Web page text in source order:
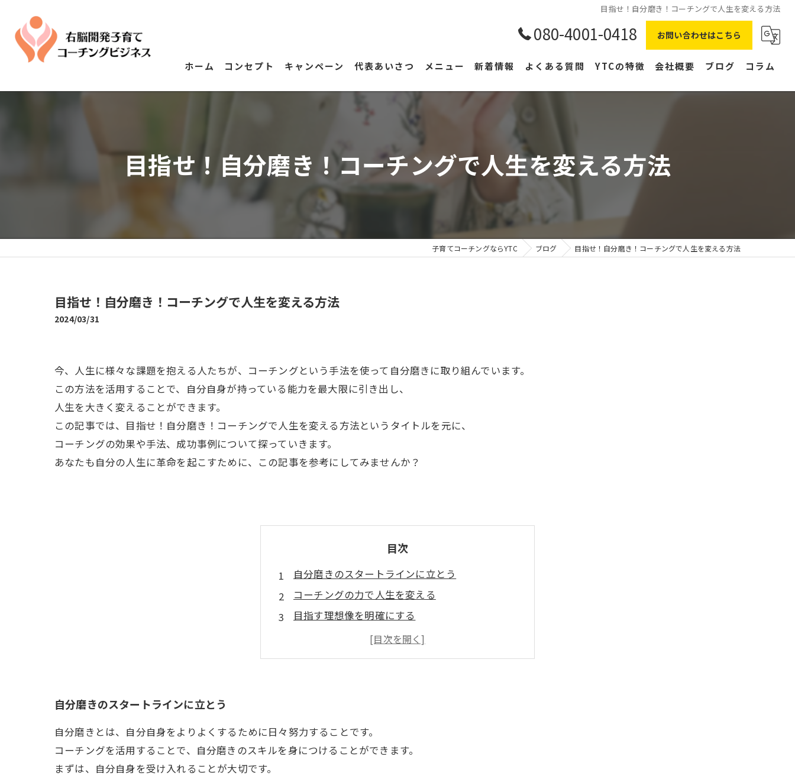
目指せ！自分磨き！コーチングで人生を変える方法
080-4001-0418 お問い合わせはこちら
ホーム コンセプト キャンペーン 代表あいさつ メニュー 新着情報 よくある質問 YTCの特徴
副業
右脳
会社概要 ブログ コラム
目指せ！自分磨き！コーチングで人生を変える方法
子育てコーチングならYTC ブログ 目指せ！自分磨き！コーチングで人生を変える方法
目指せ！自分磨き！コーチングで人生を変える方法
2024/03/31
今、人生に様々な課題を抱える人たちが、コーチングという手法を使って自分磨きに取り組んでいます。
この方法を活用することで、自分自身が持っている能力を最大限に引き出し、
人生を大きく変えることができます。
この記事では、目指せ！自分磨き！コーチングで人生を変える方法というタイトルを元に、
コーチングの効果や手法、成功事例について探っていきます。
あなたも自分の人生に革命を起こすために、この記事を参考にしてみませんか？
目次
自分磨きのスタートラインに立とう
コーチングの力で人生を変える
目指す理想像を明確にする
自分自身を振り返り、課題を見つけよう
アクションプランを作成して、目標達成を目指す
自分磨きのスタートラインに立とう
自分磨きとは、自分自身をよりよくするために日々努力することです。
コーチングを活用することで、自分磨きのスキルを身につけることができます。
まずは、自分自身を受け入れることが大切です。